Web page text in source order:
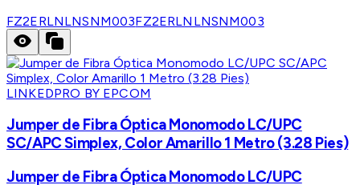
FZ2ERLNLNSNM003FZ2ERLNLNSNM003
LINKEDPRO BY EPCOM
Jumper de Fibra Óptica Monomodo LC/UPC
SC/APC Simplex, Color Amarillo 1 Metro (3.28 Pies)
Jumper de Fibra Óptica Monomodo LC/UPC